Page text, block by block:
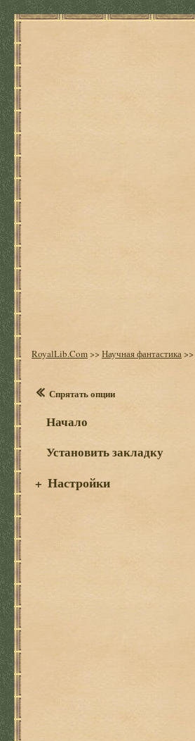
RoyalLib.Com>>Научная фантастика>>
Спрятать опции
Начало
Установить закладку
+ Настройки